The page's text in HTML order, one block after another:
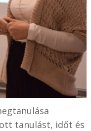
tanulást, időt és